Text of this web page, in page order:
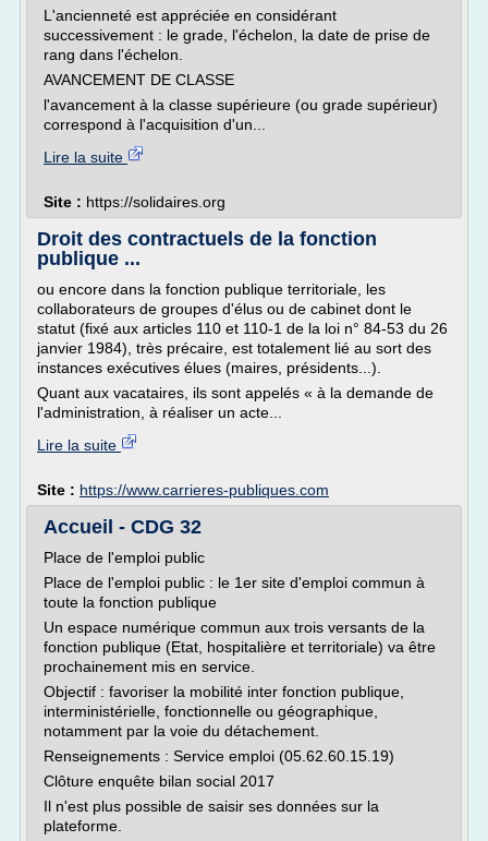
L'ancienneté est appréciée en considérant
successivement : le grade, l'échelon, la date de prise de
rang dans l'échelon.
AVANCEMENT DE CLASSE
l'avancement à la classe supérieure (ou grade supérieur)
correspond à l'acquisition d'un...
Lire la suite
Site : https://solidaires.org
Droit des contractuels de la fonction
publique ...
ou encore dans la fonction publique territoriale, les
collaborateurs de groupes d'élus ou de cabinet dont le
statut (fixé aux articles 110 et 110-1 de la loi n° 84-53 du 26
janvier 1984), très précaire, est totalement lié au sort des
instances exécutives élues (maires, présidents...).
Quant aux vacataires, ils sont appelés « à la demande de
l'administration, à réaliser un acte...
Lire la suite
Site : https://www.carrieres-publiques.com
Accueil - CDG 32
Place de l'emploi public
Place de l'emploi public : le 1er site d'emploi commun à
toute la fonction publique
Un espace numérique commun aux trois versants de la
fonction publique (Etat, hospitalière et territoriale) va être
prochainement mis en service.
Objectif : favoriser la mobilité inter fonction publique,
interministérielle, fonctionnelle ou géographique,
notamment par la voie du détachement.
Renseignements : Service emploi (05.62.60.15.19)
Clôture enquête bilan social 2017
Il n'est plus possible de saisir ses données sur la
plateforme.